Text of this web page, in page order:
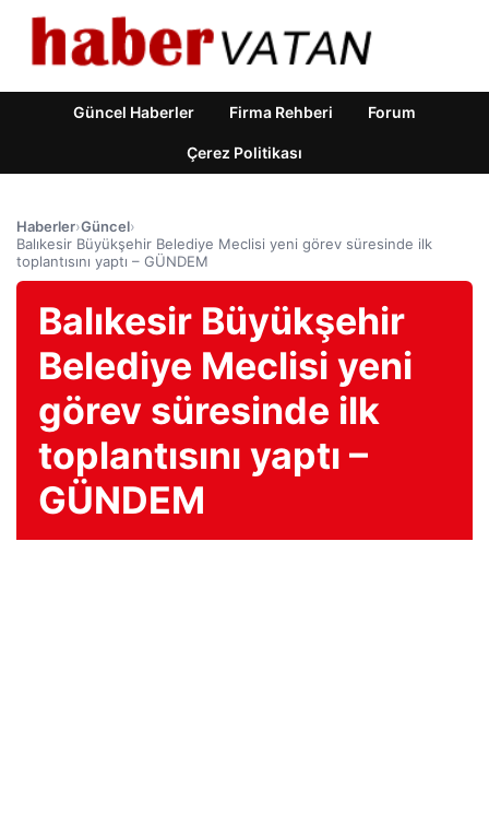
Güncel Haberler Firma Rehberi Forum
Çerez Politikası
Haberler›Güncel›
Balıkesir Büyükşehir Belediye Meclisi yeni görev süresinde ilk
toplantısını yaptı – GÜNDEM
Balıkesir Büyükşehir
Belediye Meclisi yeni
görev süresinde ilk
toplantısını yaptı –
GÜNDEM